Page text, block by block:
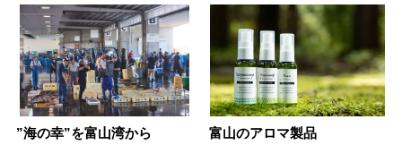
”海の幸”を富山湾から 富山のアロマ製品